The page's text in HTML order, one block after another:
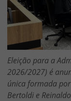
Eleição para a
2026/2027) é
única formada
Bertoldi e